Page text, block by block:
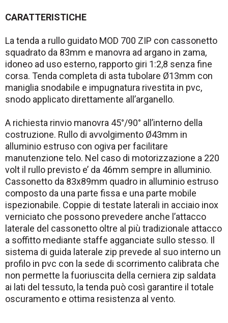
CARATTERISTICHE
La tenda a rullo guidato MOD 700 ZIP con cassonetto
squadrato da 83mm e manovra ad argano in zama,
idoneo ad uso esterno, rapporto giri 1:2,8 senza fine
corsa. Tenda completa di asta tubolare Ø13mm con
maniglia snodabile e impugnatura rivestita in pvc,
snodo applicato direttamente all’arganello.
A richiesta rinvio manovra 45°/90° all’interno della
costruzione. Rullo di avvolgimento Ø43mm in
alluminio estruso con ogiva per facilitare
manutenzione telo. Nel caso di motorizzazione a 220
volt il rullo previsto e’ da 46mm sempre in alluminio.
Cassonetto da 83x89mm quadro in alluminio estruso
composto da una parte fissa e una parte mobile
ispezionabile. Coppie di testate laterali in acciaio inox
verniciato che possono prevedere anche l’attacco
laterale del cassonetto oltre al più tradizionale attacco
a soffitto mediante staffe agganciate sullo stesso. Il
sistema di guida laterale zip prevede al suo interno un
profilo in pvc con la sede di scorrimento calibrata che
non permette la fuoriuscita della cerniera zip saldata
ai lati del tessuto, la tenda può così garantire il totale
oscuramento e ottima resistenza al vento.